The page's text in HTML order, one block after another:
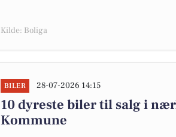
Kilde: Boliga
BILER 28-07-2026 14:15
10 dyreste biler til salg i
Kommune